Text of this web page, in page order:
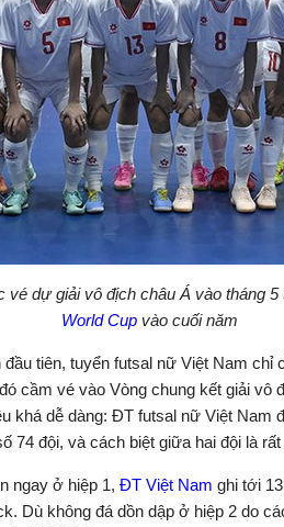
vé dự giải vô địch châu Á vào tháng
World Cupvào cuối năm
tiên, tuyển futsal nữ Việt Nam chỉ
cầm vé vào Vòng chung kết giải vô
khá dễ dàng: ĐT futsal nữ Việt Nam
74 đội, và cách biệt giữa hai đội là
ngay ở hiệp 1, ĐT Việt Nam ghi tới
Dù không đá dồn dập ở hiệp 2 do